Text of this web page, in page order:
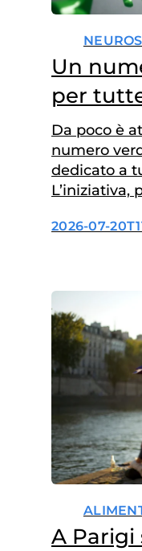
Un
per
Da poco è
numero
dedicato a
L’iniziativa,
(ISS) e
contro la
dipendenze
del
a
servizi di
supporto e
2026-07-
A Parigi